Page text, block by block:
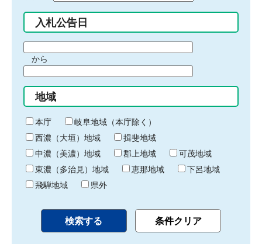
入札公告日
間
始
り
から
間
終
わ
り
地域
本庁
岐阜地域（本庁除く）
西濃（大垣）地域
揖斐地域
中濃（美濃）地域
郡上地域
可茂地域
東濃（多治見）地域
恵那地域
下呂地域
飛騨地域
県外